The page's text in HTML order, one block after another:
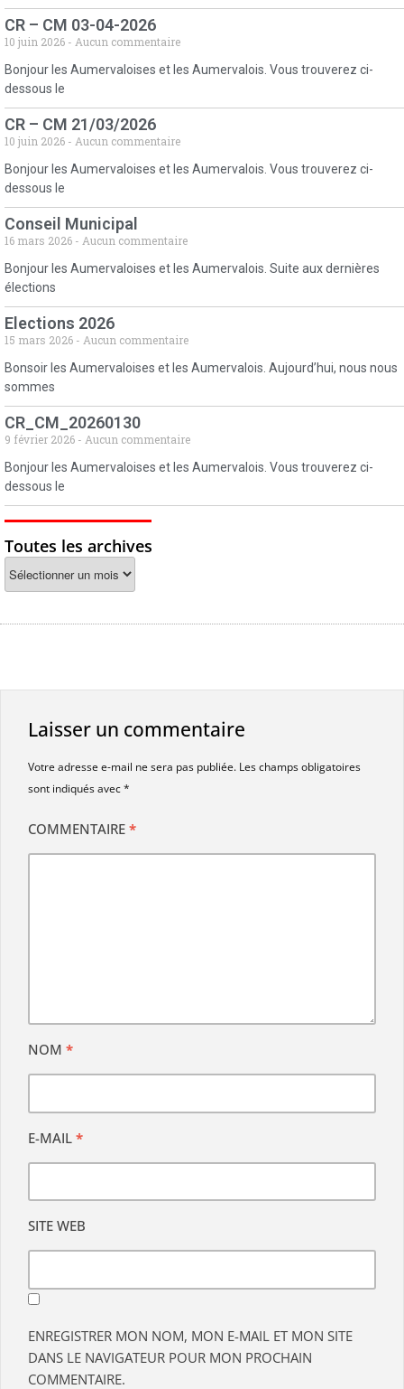
CR – CM 03-04-2026
10 juin 2026
Aucun commentaire
Bonjour les Aumervaloises et les Aumervalois. Vous trouverez ci-
dessous le
CR – CM 21/03/2026
10 juin 2026
Aucun commentaire
Bonjour les Aumervaloises et les Aumervalois. Vous trouverez ci-
dessous le
Conseil Municipal
16 mars 2026
Aucun commentaire
Bonjour les Aumervaloises et les Aumervalois. Suite aux dernières
élections
Elections 2026
15 mars 2026
Aucun commentaire
Bonsoir les Aumervaloises et les Aumervalois. Aujourd’hui, nous nous
sommes
CR_CM_20260130
9 février 2026
Aucun commentaire
Bonjour les Aumervaloises et les Aumervalois. Vous trouverez ci-
dessous le
Toutes les archives
Laisser un commentaire
Votre adresse e-mail ne sera pas publiée. Les champs obligatoires
sont indiqués avec*
COMMENTAIRE *
NOM *
E-MAIL *
SITE WEB
ENREGISTRER MON NOM, MON E-MAIL ET MON SITE
DANS LE NAVIGATEUR POUR MON PROCHAIN
COMMENTAIRE.